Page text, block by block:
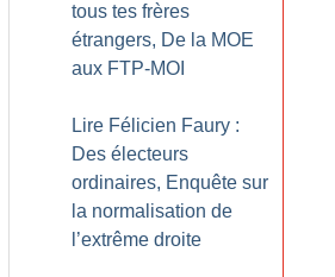
tous tes frères
étrangers, De la MOE
aux FTP-MOI
Lire Félicien Faury :
Des électeurs
ordinaires, Enquête sur
la normalisation de
l’extrême droite